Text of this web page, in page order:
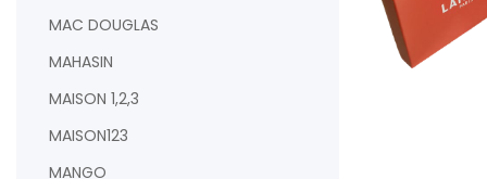
MAC DOUGLAS
MAHASIN
MAISON 1,2,3
MAISON123
MANGO